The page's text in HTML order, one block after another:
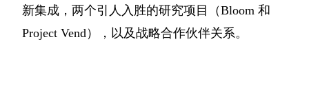
新集成，两个引人入胜的研究项目（Bloom 和
Project Vend），以及战略合作伙伴关系。